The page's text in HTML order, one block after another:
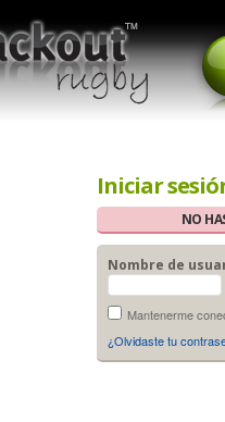
Iniciar
NO
Nombre de
Mantenerme
¿Olvidaste tu